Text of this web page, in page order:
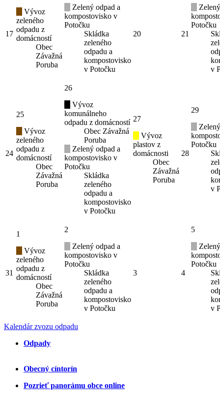
17
Vývoz
zeleného
odpadu z
domácností
Obec
Závažná
Poruba
Zelený odpad a
kompostovisko v
Potočku
Skládka
zeleného
odpadu a
kompostovisko
v Potočku
20 21
Potočku
v
24
25
Vývoz
zeleného
odpadu z
domácností
Obec
Závažná
Poruba
26
Vývoz
komunálneho
odpadu z domácností
Obec Závažná
Poruba
Zelený odpad a
kompostovisko v
Potočku
Skládka
zeleného
odpadu a
kompostovisko
v Potočku
27
Vývoz
plastov z
domácnosti
Obec
Závažná
Poruba
28
29
Potočku
v
31
1
Vývoz
zeleného
odpadu z
domácností
Obec
Závažná
Poruba
2
Zelený odpad a
kompostovisko v
Potočku
Skládka
zeleného
odpadu a
kompostovisko
v Potočku
3 4
5
Potočku
v
Kalendár zvozu odpadu
Odpady
Obecný cíntorín
Pozrieť panorámu obce online